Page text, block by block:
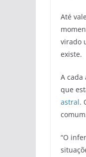
Até
virado
existe.
A cada
que
astral.
“O